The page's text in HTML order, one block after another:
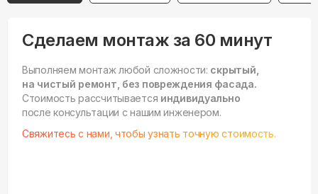
Сделаем монтаж за 60 минут
Выполняем монтаж любой сложности: скрытый,
на чистый ремонт, без повреждения фасада.
Стоимость рассчитывается индивидуально
после консультации с нашим инженером.
Свяжитесь с нами, чтобы узнать точную стоимость.